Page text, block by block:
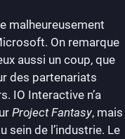
malheureusement
On remarque
aussi un coup, que
des partenariats
IO Interactive n’a
Project Fantasy, mais
sein de l’industrie. Le